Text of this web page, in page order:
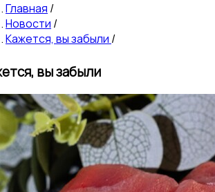
Главная /
Новости /
Кажется, вы забыли /
вы забыли